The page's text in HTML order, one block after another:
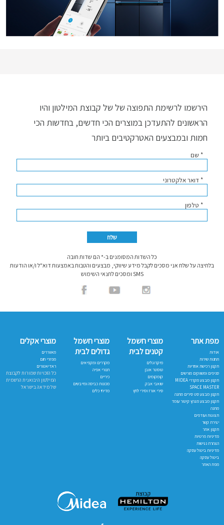
הירשמו לרשימת התפוצה של של קבוצת המילטון והיו
הראשונים להתעדכן במוצרים הכי חדשים, בחדשות הכי
חמות ובמבצעים האטרקטיבים ביותר
* שם
* דואר אלקטרוני
* טלפון
כל השדות המסומנים ב-* הם שדות חובה
בלחיצה על שלח אני מסכים לקבל מידע שיווקי, מבצעים והטבות באמצעות דוא"ל ו/או הודעות
SMS ומסכים לתנאי השימוש
מפת אתר
אודות
תחנות שירות
תקנון רכישת אחריות
סניפים ומשווקים מורשים
תקנון מבצע מקררי MIDEA
SPACE MASTER
תקנון מבצע סט סירים מתנה
תקנון מבצע מגהץ קיטור עומד
מתנה
תצוגות ועודפים
יצירת קשר
תקנון אתר
מדיניות פרטיות
הצהרת נגישות
מדיניות ביטול עסקה
ביטול עסקה
מפת האתר
מוצרי חשמל
קטנים לבית
מיקרוגלים
טוסטר אובן
קומקומים
שואבי אבק
סירי אורז וסירי לחץ
מוצרי חשמל
גדולים לבית
מקררים ומקפיאים
תנורי אפיה
כיריים
מכונות כביסה ומייבשים
מדיחי כלים
מוצרי אקלים
מאווררים
מפזרי חום
ראדיאטורים
כל הזכויות שמורות לקבוצת
המילטון היבואנית הרשמית
של מידאה בישראל